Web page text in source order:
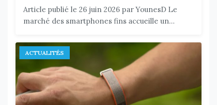
Article publié le 26 juin 2026 par YounesD Le
marché des smartphones fins accueille un...
ACTUALITÉS